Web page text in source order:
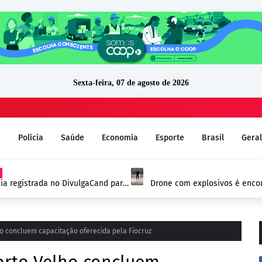
Sexta-feira, 07 de agosto de 2026
Polícia Saúde Economia Esporte Brasil Geral
registrada no DivulgaCand para
Drone com explosivos é
concluem capacitação oferecida pela Fiocruz